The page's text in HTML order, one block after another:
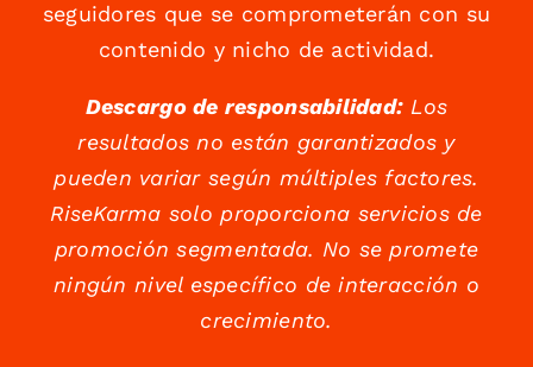
seguidores que se comprometerán con su
contenido y nicho de actividad.
Descargo de responsabilidad:Los
resultados no están garantizados y
pueden variar según múltiples factores.
RiseKarma solo proporciona servicios de
promoción segmentada. No se promete
ningún nivel específico de interacción o
crecimiento.